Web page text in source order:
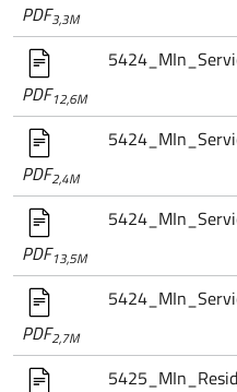
PDF3,3M
PDF12,6M
PDF2,4M
PDF13,5M
PDF2,7M